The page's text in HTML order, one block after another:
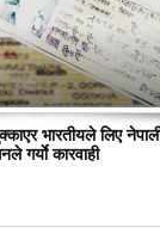
भारतीयले लिए
गर्याे कारवाही